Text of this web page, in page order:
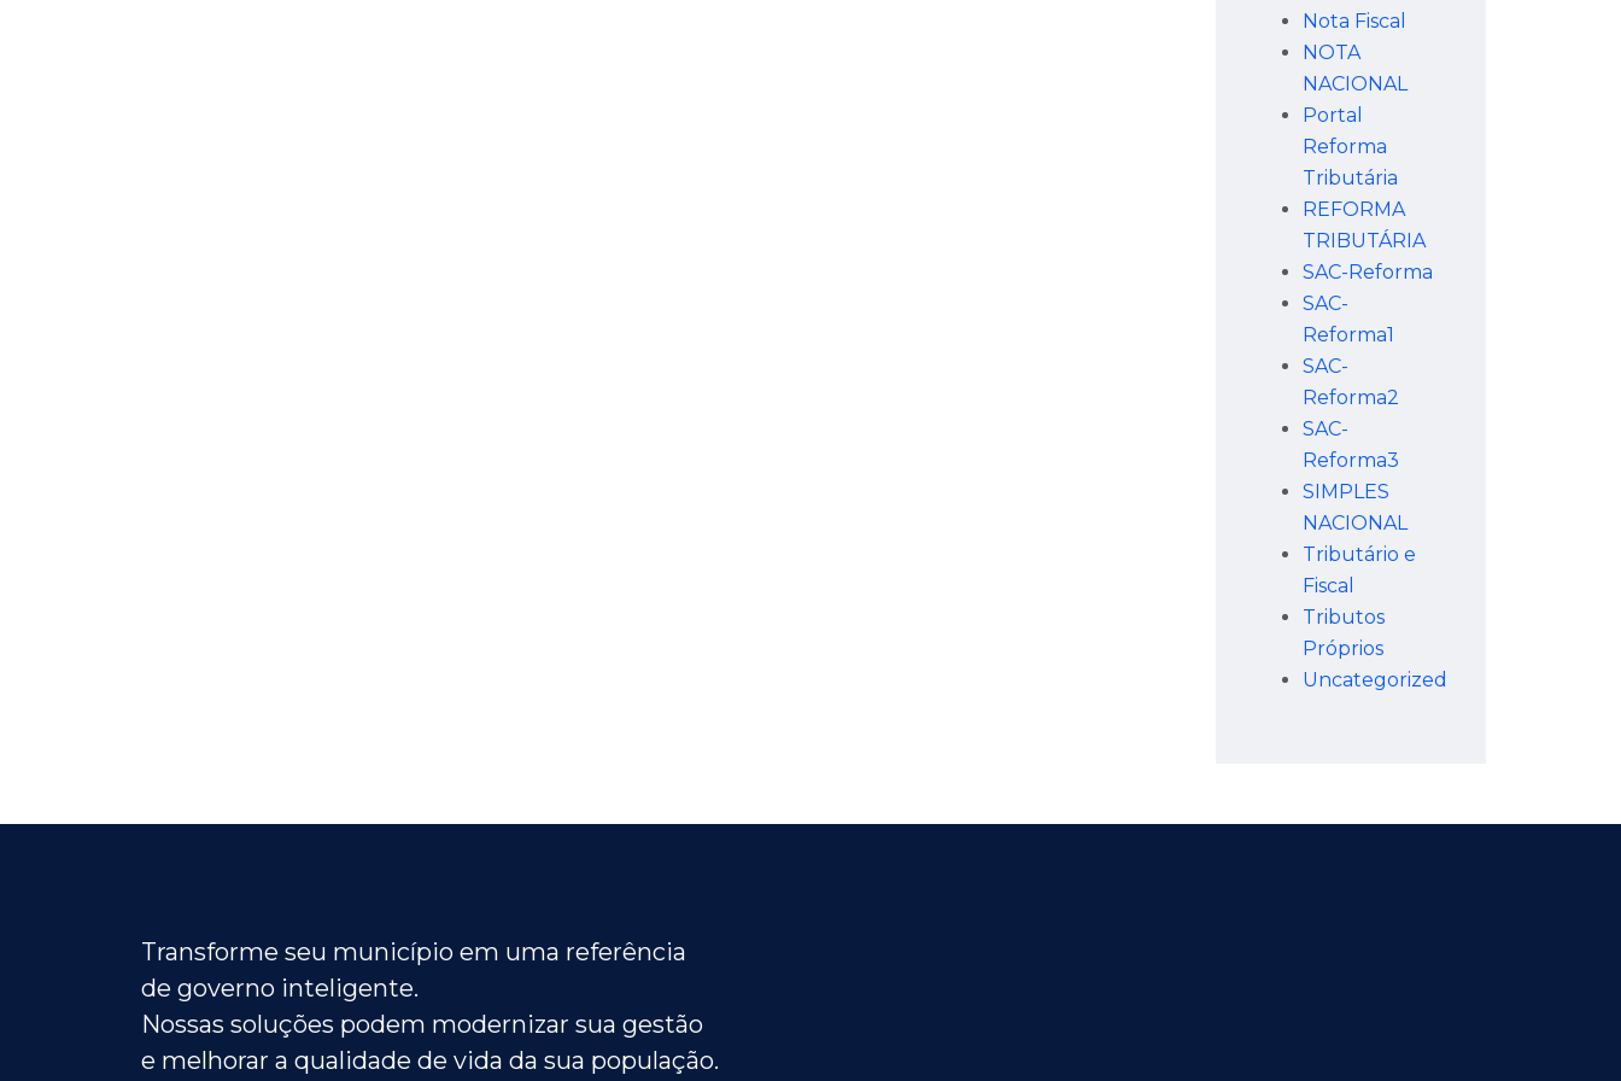
Nota Fiscal
NOTA
NACIONAL
Portal
Reforma
Tributária
REFORMA
TRIBUTÁRIA
SAC-Reforma
SAC-
Reforma1
SAC-
Reforma2
SAC-
Reforma3
SIMPLES
NACIONAL
Tributário e
Fiscal
Tributos
Próprios
Uncategorized
Transforme seu município em uma referência
de governo inteligente.
Nossas soluções podem modernizar sua gestão
e melhorar a qualidade de vida da sua população.